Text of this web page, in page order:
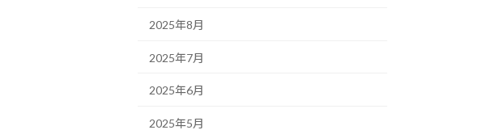
2025年8月
2025年7月
2025年6月
2025年5月